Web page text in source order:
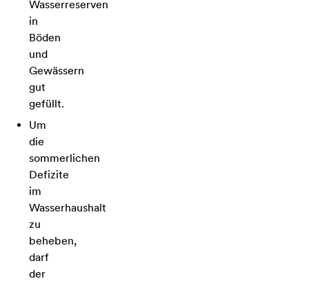
Wasserreserven
in
Böden
und
Gewässern
gut
gefüllt.
Um
die
sommerlichen
Defizite
im
Wasserhaushalt
zu
beheben,
darf
der